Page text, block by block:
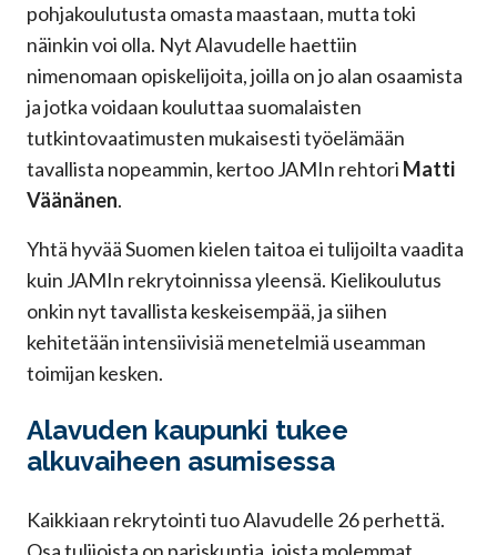
pohjakoulutusta omasta maastaan, mutta toki
näinkin voi olla. Nyt Alavudelle haettiin
nimenomaan opiskelijoita, joilla on jo alan osaamista
ja jotka voidaan kouluttaa suomalaisten
tutkintovaatimusten mukaisesti työelämään
tavallista nopeammin, kertoo JAMIn rehtori Matti
Väänänen.
Yhtä hyvää Suomen kielen taitoa ei tulijoilta vaadita
kuin JAMIn rekrytoinnissa yleensä. Kielikoulutus
onkin nyt tavallista keskeisempää, ja siihen
kehitetään intensiivisiä menetelmiä useamman
toimijan kesken.
Alavuden kaupunki tukee
alkuvaiheen asumisessa
Kaikkiaan rekrytointi tuo Alavudelle 26 perhettä.